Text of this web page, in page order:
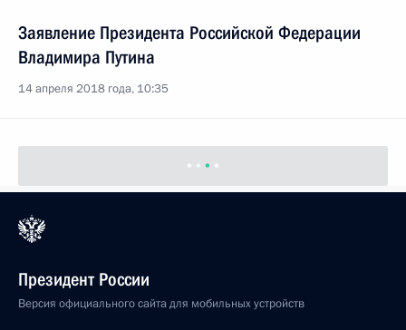
Заявление Президента Российской Федерации
Владимира Путина
14 апреля 2018 года, 10:35
Президент России
Версия официального сайта для мобильных устройств